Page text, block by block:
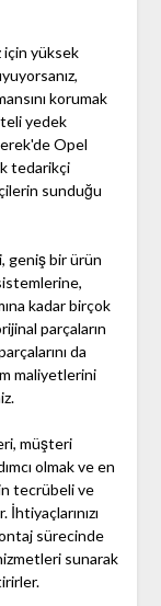
için yüksek
korumak
yedek
Opel
tedarikçi
sunduğu
geniş bir ürün
kadar birçok
parçaların
da
maliyetlerini
müşteri
olmak ve en
tecrübeli ve
sürecinde
sunarak